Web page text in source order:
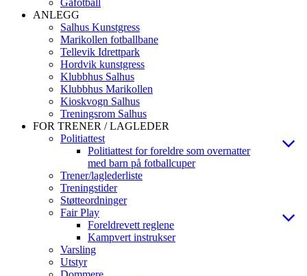
Gåfotball
ANLEGG
Salhus Kunstgress
Marikollen fotballbane
Tellevik Idrettpark
Hordvik kunstgress
Klubbhus Salhus
Klubbhus Marikollen
Kioskvogn Salhus
Treningsrom Salhus
FOR TRENER / LAGLEDER
Politiattest
Politiattest for foreldre som overnatter
med barn på fotballcuper
Trener/laglederliste
Treningstider
Støtteordninger
Fair Play
Foreldrevett reglene
Kampvert instrukser
Varsling
Utstyr